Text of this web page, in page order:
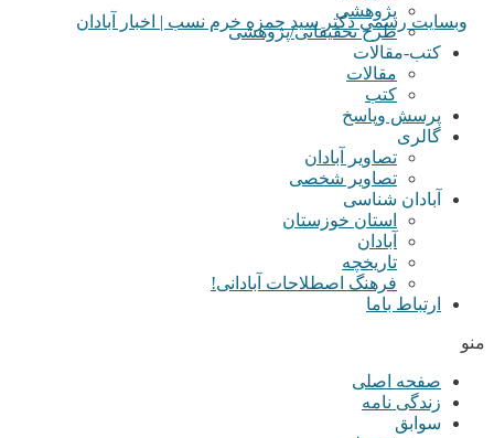
پژوهشی
طرح تحقیقاتی/پژوهشی
کتب-مقالات
مقالات
کتب
پرسش وپاسخ
گالری
تصاویر آبادان
تصاویر شخصی
آبادان شناسی
استان خوزستان
آبادان
تاریخچه
فرهنگ اصطلاحات آبادانی!
ارتباط باما
منو
صفحه اصلی
زندگی نامه
سوابق